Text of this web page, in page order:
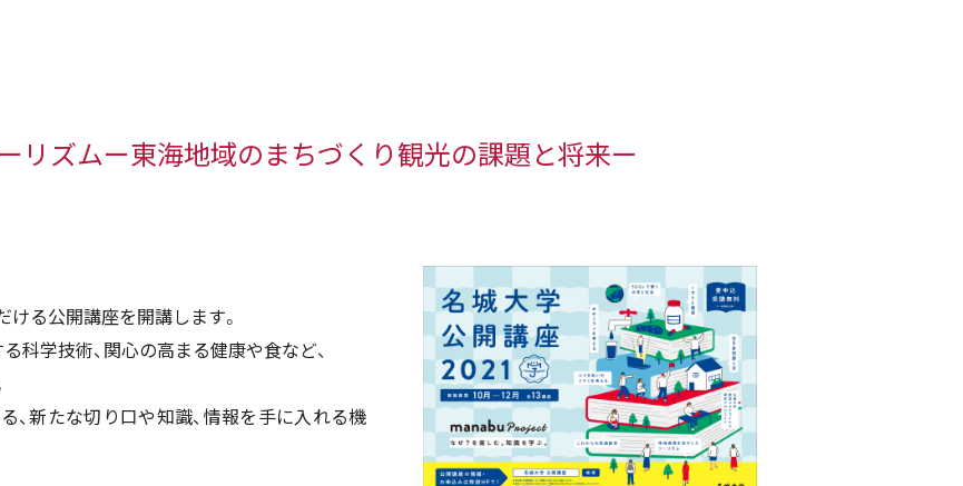
リズムー東海地域のまちづくり観光の課題と将来ー
る公開講座を開講します。
科学技術、関心の高まる健康や食など、
新たな切り口や知識、情報を手に入れる機